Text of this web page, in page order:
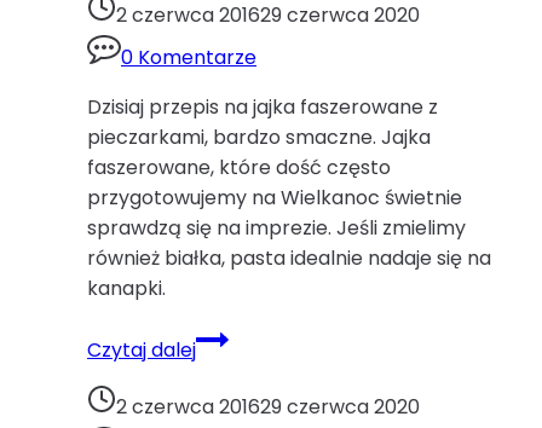
2 czerwca 201629 czerwca 2020
0 Komentarze
Dzisiaj przepis na jajka faszerowane z
pieczarkami, bardzo smaczne. Jajka
faszerowane, które dość często
przygotowujemy na Wielkanoc świetnie
sprawdzą się na imprezie. Jeśli zmielimy
również białka, pasta idealnie nadaje się na
kanapki.
Czytaj dalejJajka
faszerowane
pieczarkami
2 czerwca 201629 czerwca 2020